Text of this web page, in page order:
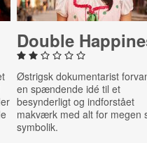
Double
Østrigsk dokumentarist
en spændende idé til et
besynderligt og indforstået
makværk med alt for megen
symbolik.